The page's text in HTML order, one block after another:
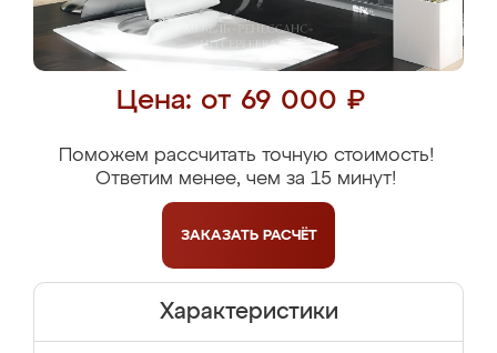
Цена: от 69 000 ₽
Поможем рассчитать точную стоимость!
Ответим менее, чем за 15 минут!
ЗАКАЗАТЬ РАСЧЁТ
Характеристики